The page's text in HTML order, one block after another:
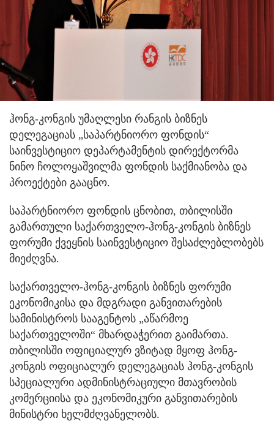
ჰონგ-კონგის უმაღლესი რანგის ბიზნეს
დელეგაციას „საპარტნიორო ფონდის“
საინვესტიციო დეპარტამენტის დირექტორმა
ნინო ჩოლოყაშვილმა ფონდის საქმიანობა და
პროექტები გააცნო.
საპარტნიორო ფონდის ცნობით, თბილისში
გამართული საქართველო-ჰონგ-კონგის ბიზნეს
ფორუმი ქვეყნის საინვესტიციო შესაძლებლობებს
მიეძღვნა.
საქართველო-ჰონგ-კონგის ბიზნეს ფორუმი
ეკონომიკისა და მდგრადი განვითარების
სამინისტროს სააგენტოს „აწარმოე
საქართველოში“ მხარდაჭერით გაიმართა.
თბილისში ოფიციალურ ვზიტად მყოფ ჰონგ-
კონგის ოფიციალურ დელეგაციას ჰონგ-კონგის
სპეციალური ადმინისტრაციული მთავრობის
კომერციისა და ეკონომიკური განვითარების
მინისტრი ხელმძღვანელობს.